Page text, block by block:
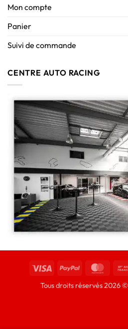
Mon compte
Panier
Suivi de commande
CENTRE AUTO RACING
Tous droits réservés 2026 ©